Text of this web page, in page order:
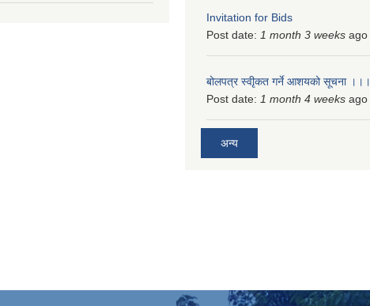
Invitation for Bids
Post date: 1 month 3 weeks ago
बोलपत्र स्वीृकत गर्ने आशयको सूचना ।।।
Post date: 1 month 4 weeks ago
अन्य